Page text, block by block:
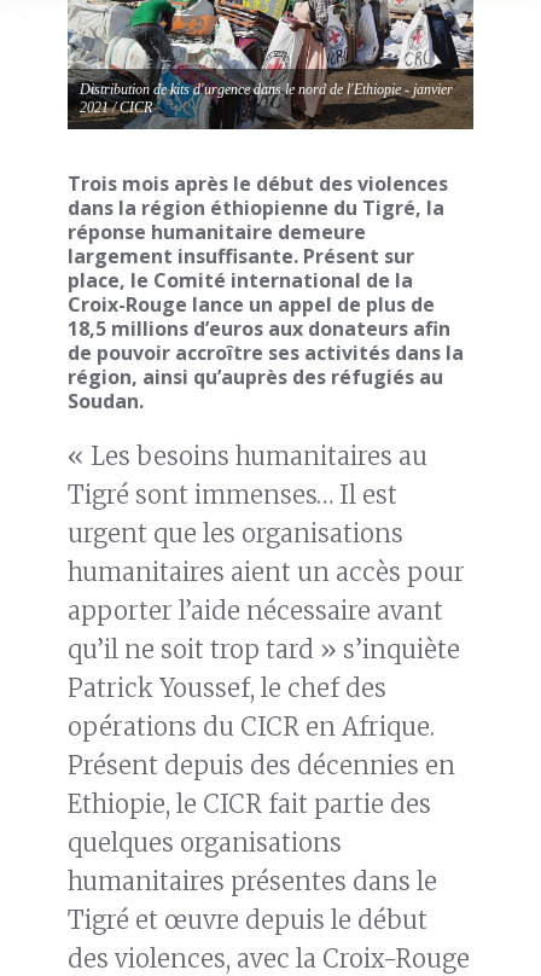
Distribution de kits d'urgence dans le nord de l'Ethiopie - janvier
2021 / CICR
Trois mois après le début des violences
dans la région éthiopienne du Tigré, la
réponse humanitaire demeure
largement insuffisante. Présent sur
place, le Comité international de la
Croix-Rouge lance un appel de plus de
18,5 millions d’euros aux donateurs afin
de pouvoir accroître ses activités dans la
région, ainsi qu’auprès des réfugiés au
Soudan.
« Les besoins humanitaires au
Tigré sont immenses… Il est
urgent que les organisations
humanitaires aient un accès pour
apporter l’aide nécessaire avant
qu’il ne soit trop tard » s’inquiète
Patrick Youssef, le chef des
opérations du CICR en Afrique.
Présent depuis des décennies en
Ethiopie, le CICR fait partie des
quelques organisations
humanitaires présentes dans le
Tigré et œuvre depuis le début
des violences, avec la Croix-Rouge